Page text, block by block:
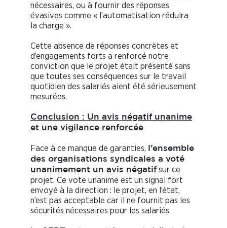
nécessaires, ou à fournir des réponses
évasives comme « l’automatisation réduira
la charge ».
Cette absence de réponses concrètes et
d’engagements forts a renforcé notre
conviction que le projet était présenté sans
que toutes ses conséquences sur le travail
quotidien des salariés aient été sérieusement
mesurées.
Conclusion : Un avis négatif unanime
et une vigilance renforcée
Face à ce manque de garanties,
l’ensemble
des organisations syndicales a voté
unanimement un avis négatifsur ce
projet. Ce vote unanime est un signal fort
envoyé à la direction : le projet, en l’état,
n’est pas acceptable car il ne fournit pas les
sécurités nécessaires pour les salariés.